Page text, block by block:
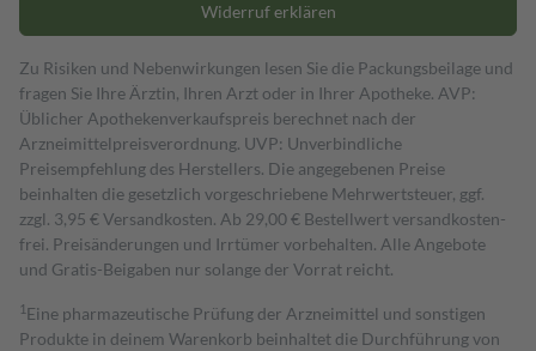
Widerruf erklären
Zu Risiken und Nebenwirkungen lesen Sie die Packungsbeilage und
fragen Sie Ihre Ärztin, Ihren Arzt oder in Ihrer Apotheke. AVP:
Üblicher Apothekenverkaufspreis berechnet nach der
Arzneimittelpreisverordnung. UVP: Unverbindliche
Preisempfehlung des Herstellers. Die angegebenen Preise
beinhalten die gesetzlich vorgeschriebene Mehrwertsteuer, ggf.
zzgl. 3,95 € Versandkosten. Ab 29,00 € Bestell­wert versand­kosten­
frei. Preisänderungen und Irrtümer vorbehalten. Alle Angebote
und Gratis-Beigaben nur solange der Vorrat reicht.
1 Eine pharmazeutische Prüfung der Arzneimittel und sonstigen
Produkte in deinem Warenkorb beinhaltet die Durchführung von